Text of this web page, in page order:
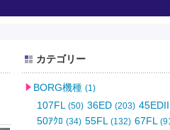
カテゴリー
BORG機種 (1)
107FL (50) 36ED (203) 45EDII
50ｱｸﾛ (34) 55FL (132) 67FL